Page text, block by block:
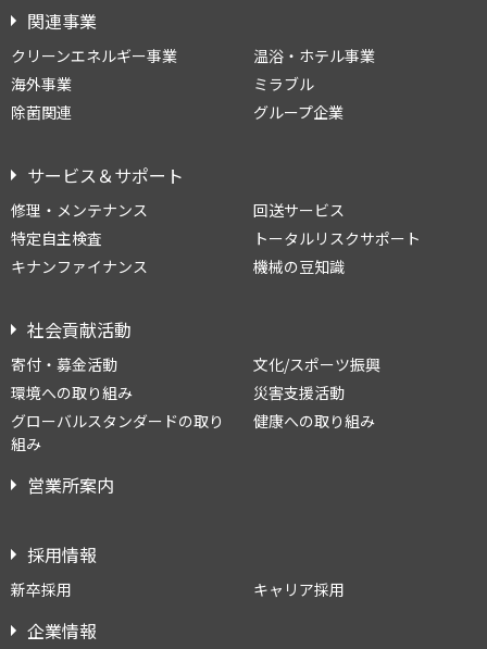
関連事業
クリーンエネルギー事業
温浴・ホテル事業
海外事業
ミラブル
除菌関連
グループ企業
サービス＆サポート
修理・メンテナンス
回送サービス
特定自主検査
トータルリスクサポート
キナンファイナンス
機械の豆知識
社会貢献活動
寄付・募金活動
文化/スポーツ振興
環境への取り組み
災害支援活動
グローバルスタンダードの取り
組み
健康への取り組み
営業所案内
採用情報
新卒採用 キャリア採用
企業情報